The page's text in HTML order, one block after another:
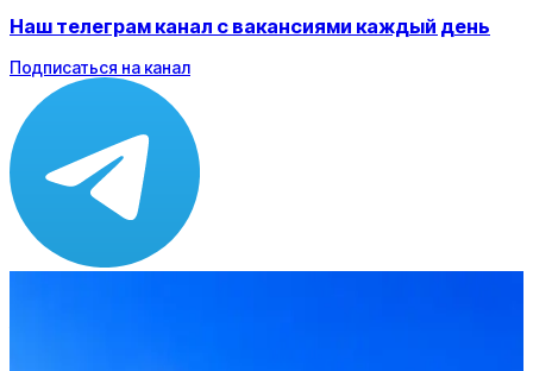
Наш телеграм канал с вакансиями каждый день
Подписаться на канал